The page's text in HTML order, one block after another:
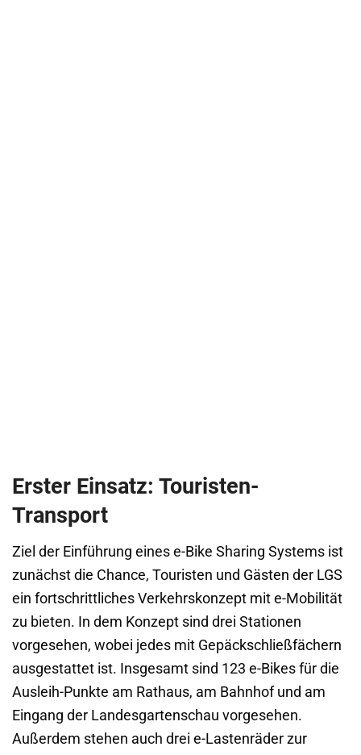
Erster Einsatz: Touristen-
Transport
Ziel der Einführung eines e-Bike Sharing Systems ist
zunächst die Chance, Touristen und Gästen der LGS
ein fortschrittliches Verkehrskonzept mit e-Mobilität
zu bieten. In dem Konzept sind drei Stationen
vorgesehen, wobei jedes mit Gepäckschließfächern
ausgestattet ist. Insgesamt sind 123 e-Bikes für die
Ausleih-Punkte am Rathaus, am Bahnhof und am
Eingang der Landesgartenschau vorgesehen.
Außerdem stehen auch drei e-Lastenräder zur